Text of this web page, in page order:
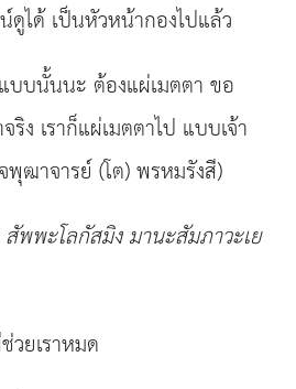
ดูได้ เป็นหัวหน้ากองไปแล้ว
บบนั้นนะ ต้องแผ่เมตตา ขอ
ริง เราก็แผ่เมตตาไป แบบเจ้า
ฒาจารย์ (โต) พรหมรังสี)
พพะโลกัสมิง มานะสัมภาวะเย
วยเราหมด